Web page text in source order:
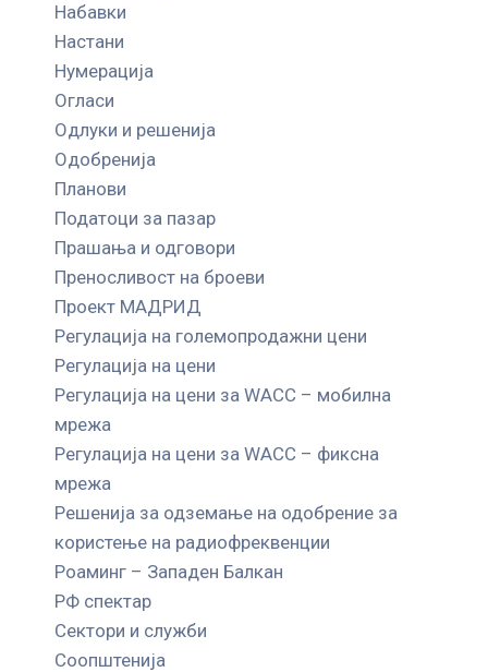
Набавки
Настани
Нумерација
Огласи
Одлуки и решенија
Одобренија
Планови
Податоци за пазар
Прашања и одговори
Преносливост на броеви
Проект МАДРИД
Регулација на големопродажни цени
Регулација на цени
Регулација на цени за WACC – мобилна
мрежа
Регулација на цени за WACC – фиксна
мрежа
Решенија за одземање на одобрение за
користење на радиофреквенции
Роаминг – Западен Балкан
РФ спектар
Сектори и служби
Соопштенија